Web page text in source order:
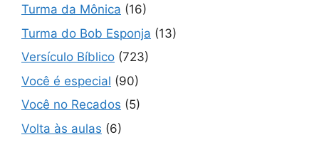
Turma da Mônica (16)
Turma do Bob Esponja (13)
Versículo Bíblico (723)
Você é especial (90)
Você no Recados (5)
Volta às aulas (6)